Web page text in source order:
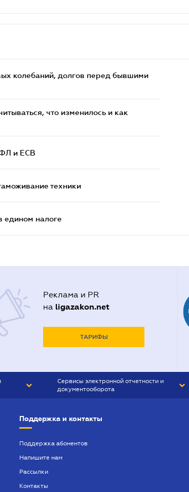
колебаний, долгов перед бывшими
что изменилось и как
и ЕСВ
техники
едином налоге
Реклама и PR
на ligazakon.net
ТАРИФЫ
Сервисы электронной отчетности и
документооборота
Поддержка и контакты
Поддержка абонентов
Напишите нам
Рассылки
Контакты